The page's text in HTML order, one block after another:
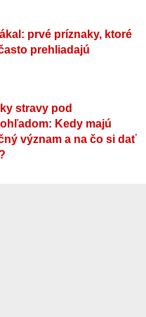
prvé príznaky, ktoré
prehliadajú
stravy pod
Kedy majú
význam a na čo si dať